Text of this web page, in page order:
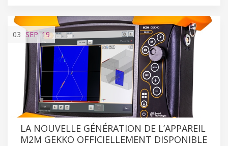
03 SEP'19
LA NOUVELLE GÉNÉRATION DE L’APPAREIL
M2M GEKKO OFFICIELLEMENT DISPONIBLE